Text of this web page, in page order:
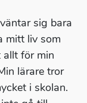
sig bara
mitt liv som
för min
lärare tror
i skolan.